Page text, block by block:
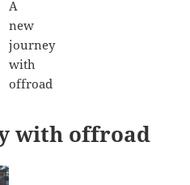
with offroad